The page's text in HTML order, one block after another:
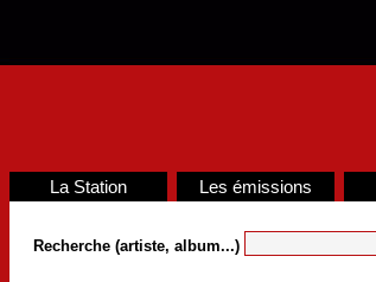
La Station Les émissions
Recherche (artiste, album...)